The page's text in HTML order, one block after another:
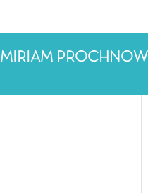
MIRIAM PROCHNOW